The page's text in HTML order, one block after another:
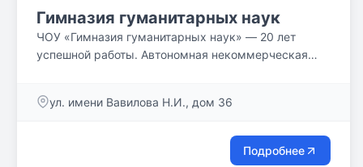
Гимназия гуманитарных наук
ЧОУ «Гимназия гуманитарных наук» — 20 лет
успешной работы. Автономная некоммерческая
образование в небольших классах под
профессионалов с многолетним опытом работы в
ул. имени Вавилова Н.И., дом 36
Подробнее